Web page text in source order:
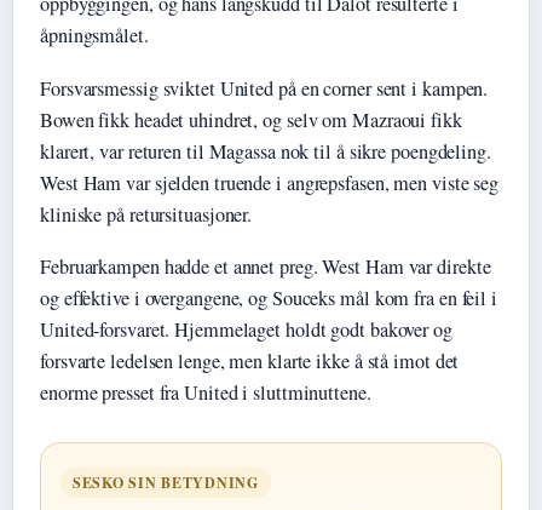
åpningsmålet.
Forsvarsmessig sviktet United på en corner sent i kampen.
Bowen fikk headet uhindret, og selv om Mazraoui fikk
klarert, var returen til Magassa nok til å sikre poengdeling.
West Ham var sjelden truende i angrepsfasen, men viste seg
kliniske på retursituasjoner.
Februarkampen hadde et annet preg. West Ham var direkte
og effektive i overgangene, og Souceks mål kom fra en feil i
United-forsvaret. Hjemmelaget holdt godt bakover og
forsvarte ledelsen lenge, men klarte ikke å stå imot det
enorme presset fra United i sluttminuttene.
SESKO SIN BETYDNING